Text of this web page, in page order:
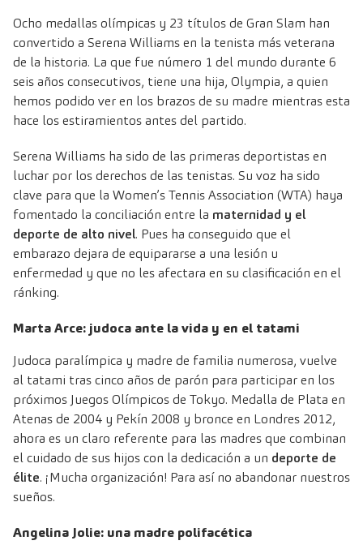
Ocho medallas olímpicas y 23 títulos de Gran Slam han
convertido a Serena Williams en la tenista más veterana
de la historia. La que fue número 1 del mundo durante 6
seis años consecutivos, tiene una hija, Olympia, a quien
hemos podido ver en los brazos de su madre mientras esta
hace los estiramientos antes del partido.
Serena Williams ha sido de las primeras deportistas en
luchar por los derechos de las tenistas. Su voz ha sido
clave para que la Women’s Tennis Association (WTA) haya
fomentado la conciliación entre la maternidad y el
deporte de alto nivel. Pues ha conseguido que el
embarazo dejara de equipararse a una lesión u
enfermedad y que no les afectara en su clasificación en el
ránking.
Marta Arce: judoca ante la vida y en el tatami
Judoca paralímpica y madre de familia numerosa, vuelve
al tatami tras cinco años de parón para participar en los
próximos Juegos Olímpicos de Tokyo. Medalla de Plata en
Atenas de 2004 y Pekín 2008 y bronce en Londres 2012,
ahora es un claro referente para las madres que combinan
el cuidado de sus hijos con la dedicación a un deporte de
élite. ¡Mucha organización! Para así no abandonar nuestros
sueños.
Angelina Jolie: una madre polifacética